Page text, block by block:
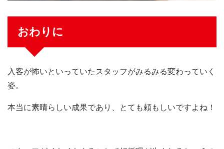
おわりに
入客が怖いといっていたスタッフがみるみる変わっていく
姿。
本当に素晴らしい成果であり、とても頼もしいですよね！